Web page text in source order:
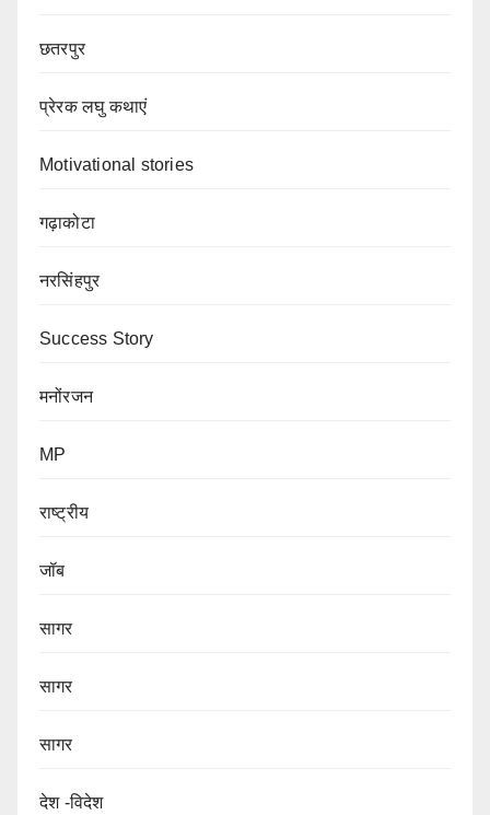
छतरपुर
प्रेरक लघु कथाएं
Motivational stories
गढ़ाकोटा
नरसिंहपुर
Success Story
मनोंरजन
MP
राष्ट्रीय
जॉब
सागर
सागर
सागर
देश -विदेश